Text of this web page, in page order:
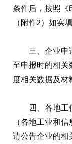
条件后，按照《
（附件2）如实
三、企业申
至申报时的相关
度相关数据及材
四、各地
（各地工业和
请公告企业的相